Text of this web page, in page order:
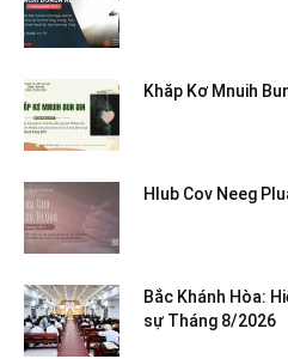
Khăp Kơ Mnuih
Hlub Cov Neeg
Bắc Khánh Hòa:
sự Tháng 8/2026